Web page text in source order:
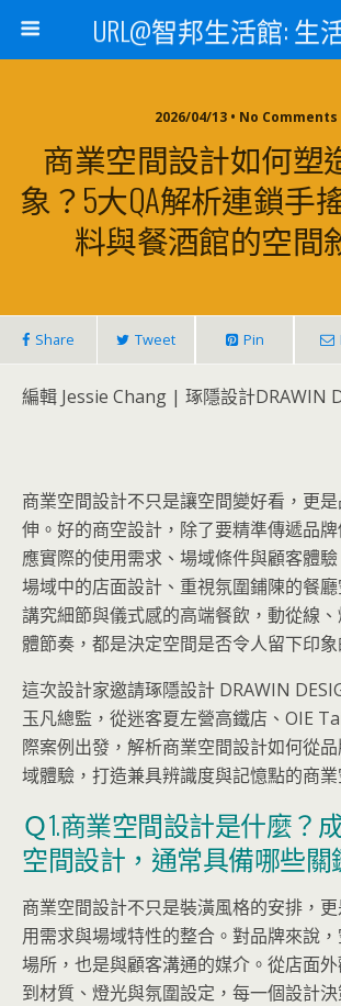
URL@智邦生活館: 生
2026/04/13 • No Comments
商業空間設計如何塑
象？5大QA解析連鎖手
料與餐酒館的空間
Share Tweet Pin
編輯 Jessie Chang | 琢隱設計DRAWIN
商業空間設計不只是讓空間變好看，更
伸。好的商空設計，除了要精準傳遞品
應實際的使用需求、場域條件與顧客體
場域中的店面設計、重視氛圍鋪陳的餐
講究細節與儀式感的高端餐飲，動從線
體節奏，都是決定空間是否令人留下印象
這次設計家邀請琢隱設計 DRAWIN
玉凡總監，從迷客夏左營高鐵店、OIE
際案例出發，解析商業空間設計如何從
域體驗，打造兼具辨識度與記憶點的商業
Ｑ1.商業空間設計是什麼？
空間設計，通常具備哪些關
商業空間設計不只是裝潢風格的安排，
用需求與場域特性的整合。對品牌來說
場所，也是與顧客溝通的媒介。從店面外
到材質、燈光與氛圍設定，每一個設計